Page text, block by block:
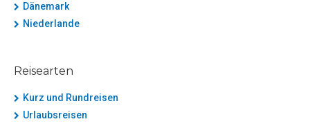
Dänemark
Niederlande
Reisearten
Kurz und Rundreisen
Urlaubsreisen